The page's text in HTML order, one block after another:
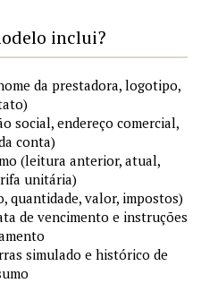
inclui?
da prestadora, logotipo,
social, endereço comercial,
conta)
(leitura anterior, atual,
unitária)
quantidade, valor, impostos)
de vencimento e instruções
simulado e histórico de